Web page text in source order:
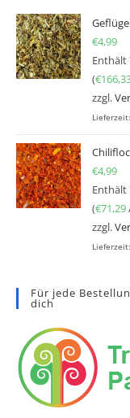
€4,99
Enthält
(€
zzgl.
€4,99
Enthält
(€71,29
zzgl.
Für jede
dich